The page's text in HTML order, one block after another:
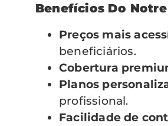
Benefícios Do
Preços mais
beneficiários.
Cobertura
Planos
profissional.
Facilidade de